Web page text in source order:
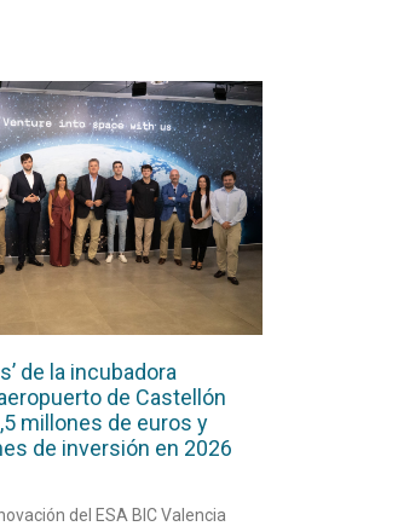
de la incubadora
de Castellón
millones de euros y
de inversión en 2026
del ESA BIC Valencia